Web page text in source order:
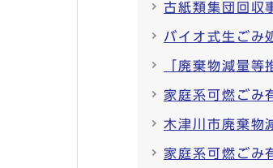
古紙類集団回収
バイオ式生ごみ
「廃棄物減量等
家庭系可燃ごみ
木津川市廃棄物
家庭系可燃ごみ